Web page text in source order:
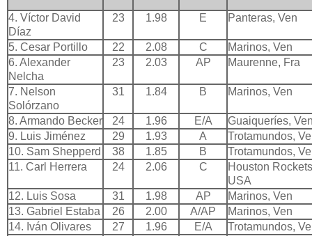
4. Víctor David
Díaz
23 1.98 E Panteras, Ven
5. Cesar Portillo 22 2.08 C
Marinos, Ven
6. Alexander
Nelcha
23 2.03 AP Maurenne, Fra
7. Nelson
Solórzano
31 1.84 B Marinos, Ven
8. Armando Becker 24 1.96 E/A
Guaiqueríes,
9. Luis Jiménez
29 1.93 A
Trotamundos,
10. Sam Shepperd
38 1.85 B
Trotamundos,
11. Carl Herrera
24 2.06 C
Houston
USA
12. Luis Sosa
31 1.98 AP
Marinos, Ven
13. Gabriel Estaba
26 2.00 A/AP
Marinos, Ven
14. Iván Olivares
27 1.96 E/A
Trotamundos,